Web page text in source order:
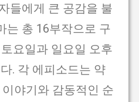
들에게 큰 공감을 불
는 총 16부작으로 구
요일과 일요일 오후
. 각 에피소드는 약
야기와 감동적인 순